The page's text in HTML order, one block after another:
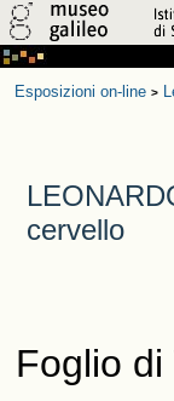
Esposizioni on-line >
cervello
Foglio